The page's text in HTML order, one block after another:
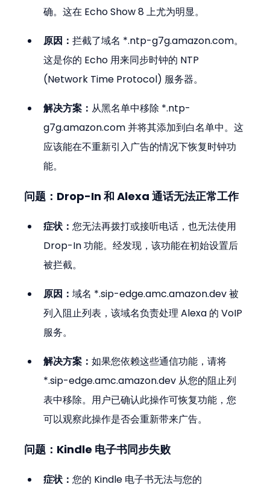
确。这在 Echo Show 8 上尤为明显。
原因：拦截了域名 *.ntp-g7g.amazon.com。
这是你的 Echo 用来同步时钟的 NTP
(Network Time Protocol) 服务器。
解决方案： 从黑名单中移除 *.ntp-
g7g.amazon.com 并将其添加到白名单中。这
应该能在不重新引入广告的情况下恢复时钟功
能。
问题：Drop-In 和 Alexa 通话无法正常工作
症状：您无法再拨打或接听电话，也无法使用
Drop-In 功能。经发现，该功能在初始设置后
被拦截。
原因：域名 *.sip-edge.amc.amazon.dev 被
列入阻止列表，该域名负责处理 Alexa 的 VoIP
服务。
解决方案：如果您依赖这些通信功能，请将
*.sip-edge.amc.amazon.dev 从您的阻止列
表中移除。用户已确认此操作可恢复功能，您
可以观察此操作是否会重新带来广告。
问题：Kindle 电子书同步失败
症状：您的 Kindle 电子书无法与您的